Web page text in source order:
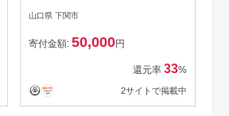
ーポン あとから 旅行 観光
交通 家族 子供 ファミリー
国内旅行 アウトドア 北九
州 門司港 ) 下関 山口 【関
門地域（福岡県北九州市と
山口県 下関市
寄付金額: 50,000円
還元率 33%
2サイトで掲載中